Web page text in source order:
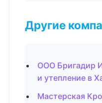
Другие
ООО Бригадир
и утепление в
Мастерская